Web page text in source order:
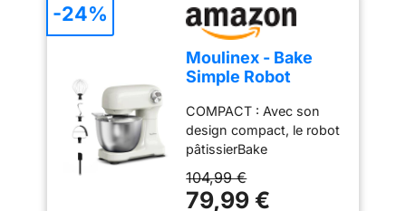
Moulinex - Bake
Simple Robot
fouet, batteur et
crochet
COMPACT : Avec son
design compact, le robot
pâtissierBake
parfaitement à toutes les
cuisines - sataillen'est
104,99 €
79,99 €
-24%